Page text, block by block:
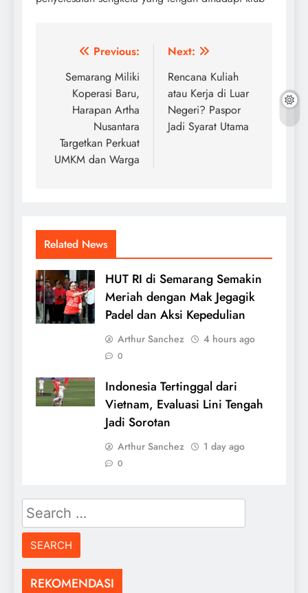
Post
navigation
Previous:
Semarang Miliki
Koperasi Baru,
Harapan Artha
Nusantara
Targetkan Perkuat
UMKM dan Warga
Next:
Rencana Kuliah
atau Kerja di Luar
Negeri? Paspor
Jadi Syarat Utama
Related News
HUT RI di Semarang Semakin
Meriah dengan Mak Jegagik
Padel dan Aksi Kepedulian
Arthur Sanchez 4 hours ago
0
Indonesia Tertinggal dari
Vietnam, Evaluasi Lini Tengah
Jadi Sorotan
Arthur Sanchez 1 day ago
0
Search
for:
REKOMENDASI